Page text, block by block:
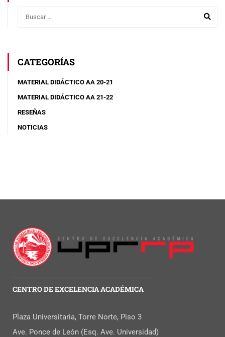
CATEGORÍAS
MATERIAL DIDÁCTICO AA 20-21
MATERIAL DIDÁCTICO AA 21-22
RESEÑAS
NOTICIAS
CENTRO DE EXCELENCIA ACADÉMICA
Plaza Universitaria, Torre Norte, Piso 3
Ave. Ponce de León (Esq. Ave. Universidad)